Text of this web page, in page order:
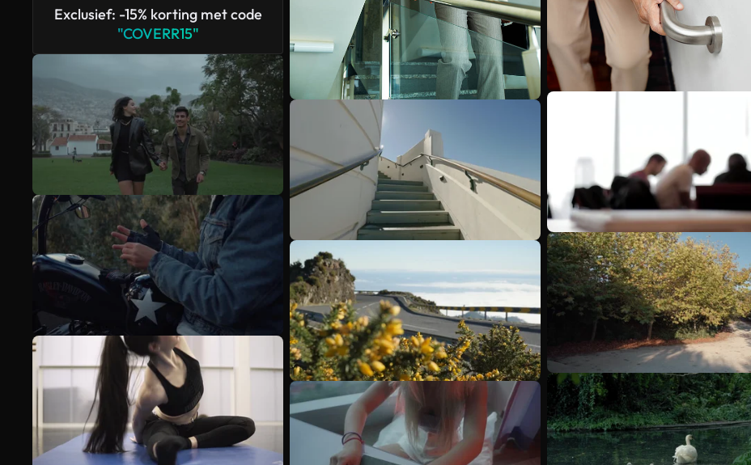
Exclusief: -15% korting met code
"COVERR15"